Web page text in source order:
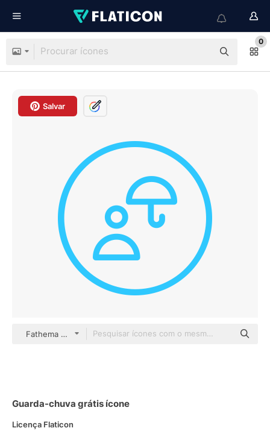
0
Salvar
Fathema Khanom color outline
Guarda-chuva grátis ícone
Licença Flaticon